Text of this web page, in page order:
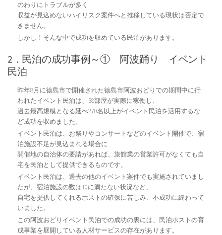
のわりにトラブルが多く
収益が見込めないハイリスク案件へと推移している現状は否定で
きません。
しかし！そんな中で成功を収めている民泊があります。
2．民泊の成功事例～① 阿波踊り イベント
民泊
昨年8月に徳島市で開催された徳島市阿波おどりでの期間中に行
われたイベント民泊は、38部屋が実際に稼働し、
過去最高規模となる延べ270名以上がイベント民泊を活用するな
ど成功を収めました。
イベント民泊は、お祭りやコンサートなどのイベント開催で、宿
泊施設不足が見込まれる場合に
開催地の自治体の要請があれば、旅館業の営業許可がなくても自
宅を民泊として提供できるものです。
イベント民泊は、過去の他のイベント案件でも実施されていまし
たが、宿泊施設の数は10に満たない状況など、
自宅を提供してくれるホストの確保に苦しみ、不成功に終わって
いました。
この阿波おどりイベント民泊での成功の裏には、民泊ホストの育
成事業を展開している人材サービスの存在があります。